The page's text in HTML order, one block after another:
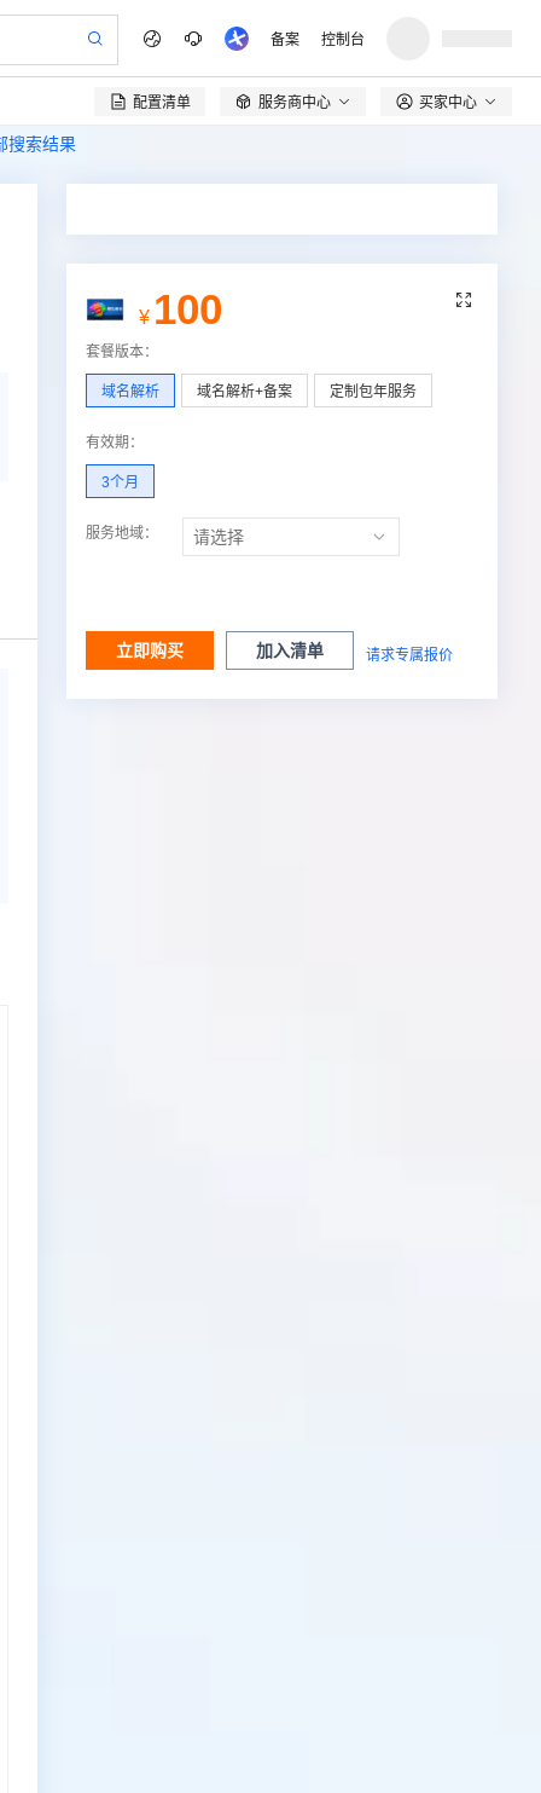
搜索结果
备案 控制台
配置清单  服务商中心 买家中心

¥ 100
套餐版本：
域名解析 域名解析+备案 定制包年服务
有效期 ：
3个月
服务地域：
立即购买 加入清单 请求专属报价